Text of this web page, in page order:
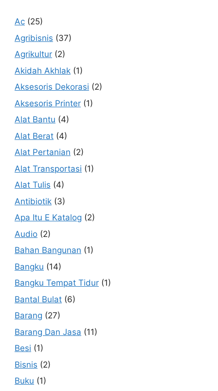
Ac (25)
Agribisnis (37)
Agrikultur (2)
Akidah Akhlak (1)
Aksesoris Dekorasi (2)
Aksesoris Printer (1)
Alat Bantu (4)
Alat Berat (4)
Alat Pertanian (2)
Alat Transportasi (1)
Alat Tulis (4)
Antibiotik (3)
Apa Itu E Katalog (2)
Audio (2)
Bahan Bangunan (1)
Bangku (14)
Bangku Tempat Tidur (1)
Bantal Bulat (6)
Barang (27)
Barang Dan Jasa (11)
Besi (1)
Bisnis (2)
Buku (1)